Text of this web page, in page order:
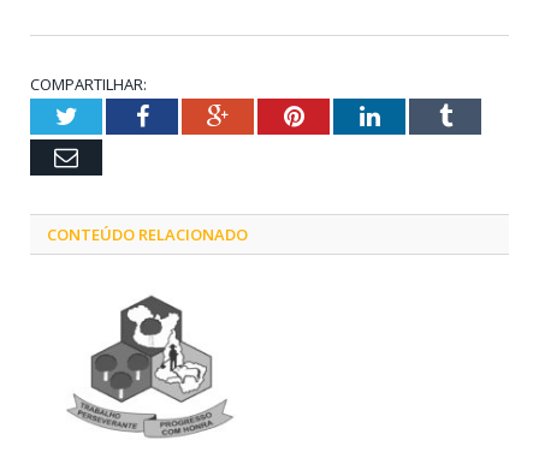
COMPARTILHAR:
TwitterFacebookGoogle+PinterestLinkedInTumblr
Email
CONTEÚDO RELACIONADO